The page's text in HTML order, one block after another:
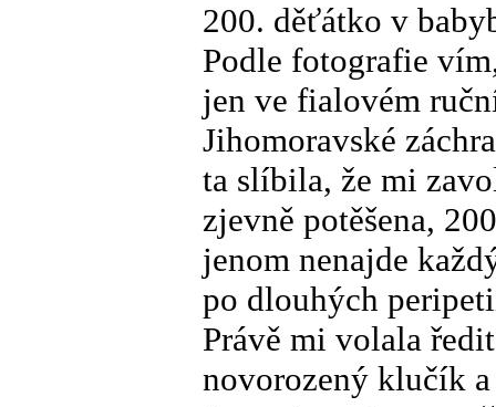
200. děťátko v
Podle fotografie
jen ve fialovém
Jihomoravské
ta slíbila, že mi
zjevně potěšena,
jenom nenajde
po dlouhých
Právě mi volala
novorozený klučík